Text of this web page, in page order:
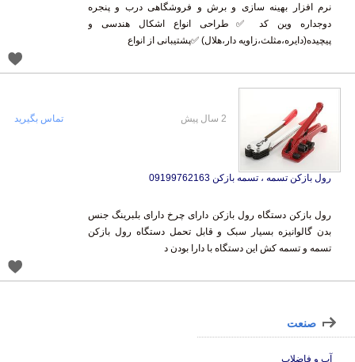
نرم افزار بهینه سازی و برش و فروشگاهی درب و پنجره
دوجداره وین کد ✅طراحی انواع اشکال هندسی و
پیچیده(دایره،مثلث،زاویه دار،هلال) ✅پشتیبانی از انواع
رول بازکن تسمه ، تسمه بازکن 09199762163
رول بازکن دستگاه رول بازکن دارای چرخ دارای بلبرینگ جنس
بدن گالوانیزه بسیار سبک و قابل تحمل دستگاه رول بازکن
تسمه و تسمه کش این دستگاه با دارا بودن د
تماس بگیرید
صنعت
آب و فاضلاب